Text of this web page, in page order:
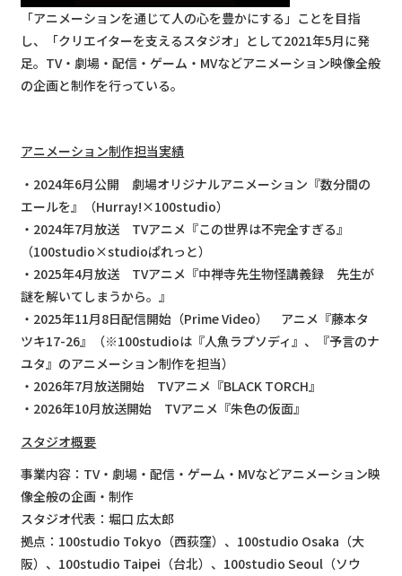
「アニメーションを通じて人の心を豊かにする」ことを目指
し、「クリエイターを支えるスタジオ」として2021年5月に発
足。TV・劇場・配信・ゲーム・MVなどアニメーション映像全般
の企画と制作を行っている。
アニメーション制作担当実績
・2024年6月公開 劇場オリジナルアニメーション『数分間の
エールを』（Hurray!×100studio）
・2024年7月放送 TVアニメ『この世界は不完全すぎる』
（100studio×studioぱれっと）
・2025年4月放送 TVアニメ『中禅寺先生物怪講義録 先生が
謎を解いてしまうから。』
・2025年11月8日配信開始（Prime Video） アニメ『藤本タ
ツキ17-26』（※100studioは『人魚ラプソディ』、『予言のナ
ユタ』のアニメーション制作を担当）
・2026年7月放送開始 TVアニメ『BLACK TORCH』
・2026年10月放送開始 TVアニメ『朱色の仮面』
スタジオ概要
事業内容：TV・劇場・配信・ゲーム・MVなどアニメーション映
像全般の企画・制作
スタジオ代表：堀口 広太郎
拠点：100studio Tokyo（西荻窪）、100studio Osaka（大
阪）、100studio Taipei（台北）、100studio Seoul（ソウ